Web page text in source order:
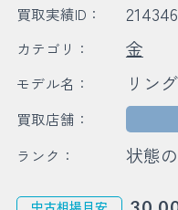
買取実績ID： 214346
カテゴリ： 金
モデル名： リン
買取店舗：
ランク： 状態